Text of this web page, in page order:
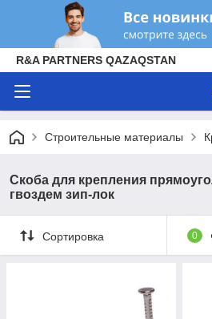
R&A PARTNERS QAZAQSTAN
Строительные материалы
Скоба для крепления
гвоздем зип-лок
Сортировка 0